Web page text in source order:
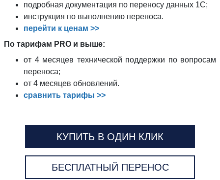
подробная документация по переносу данных 1С;
инструкция по выполнению переноса.
перейти к ценам >>
По тарифам PRO и выше:
от 4 месяцев технической поддержки по вопросам
переноса;
от 4 месяцев обновлений.
сравнить тарифы >>
КУПИТЬ В ОДИН КЛИК
БЕСПЛАТНЫЙ ПЕРЕНОС